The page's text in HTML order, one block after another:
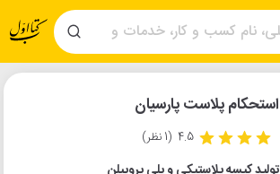
استحکام پلاست پارسیان
4.5 (1 نظر)